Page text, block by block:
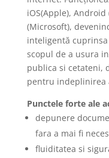
iOS(Apple), Android
(Microsoft),
inteligentă
scopul de a usura
publica si cetateni,
pentru indeplinirea
Punctele forte ale
depunere
fara a mai fi
fluiditatea si